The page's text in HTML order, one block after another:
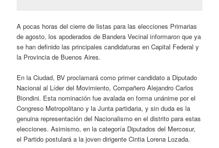
A pocas horas del cierre de listas para las elecciones Primarias
de agosto, los apoderados de Bandera Vecinal informaron que ya
se han definido las principales candidaturas en Capital Federal y
la Provincia de Buenos Aires.
En la Ciudad, BV proclamará como primer candidato a Diputado
Nacional al Líder del Movimiento, Compañero Alejandro Carlos
Biondini. Esta nominación fue avalada en forma unánime por el
Congreso Metropolitano y la Junta partidaria, y sin duda es la
genuina representación del Nacionalismo en el distrito para estas
elecciones. Asimismo, en la categoría Diputados del Mercosur,
el Partido postulará a la joven dirigente Cintia Lorena Lozada.